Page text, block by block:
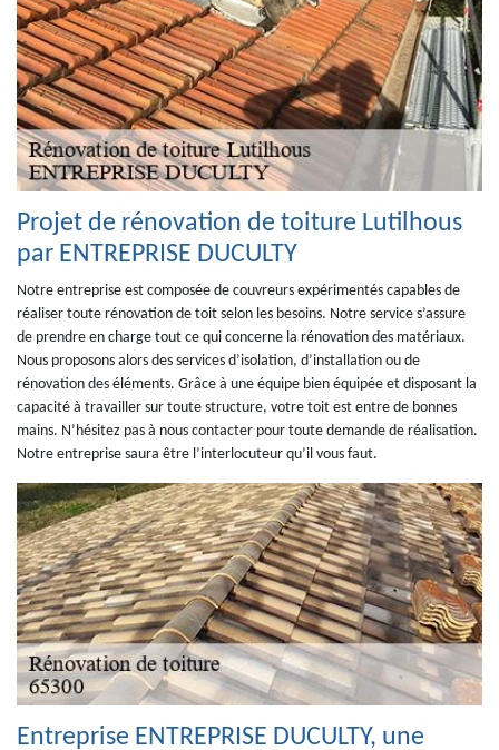
Projet de rénovation de toiture Lutilhous
par ENTREPRISE DUCULTY
Notre entreprise est composée de couvreurs expérimentés capables de
réaliser toute rénovation de toit selon les besoins. Notre service s’assure
de prendre en charge tout ce qui concerne la rénovation des matériaux.
Nous proposons alors des services d’isolation, d’installation ou de
rénovation des éléments. Grâce à une équipe bien équipée et disposant la
capacité à travailler sur toute structure, votre toit est entre de bonnes
mains. N’hésitez pas à nous contacter pour toute demande de réalisation.
Notre entreprise saura être l’interlocuteur qu’il vous faut.
Entreprise ENTREPRISE DUCULTY, une